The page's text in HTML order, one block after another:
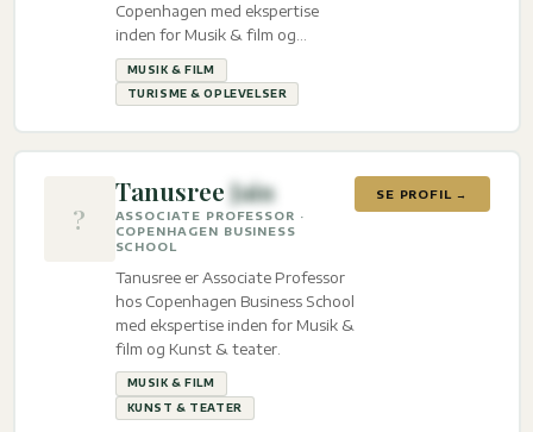
Copenhagen med ekspertise
inden for Musik & film og
Turisme & oplevelser.
MUSIK & FILM
TURISME & OPLEVELSER
?
TanusreeJain
ASSOCIATE PROFESSOR ·
COPENHAGEN BUSINESS
SCHOOL
Tanusree er Associate Professor
hos Copenhagen Business School
med ekspertise inden for Musik &
film og Kunst & teater.
MUSIK & FILM
KUNST & TEATER
SE PROFIL →